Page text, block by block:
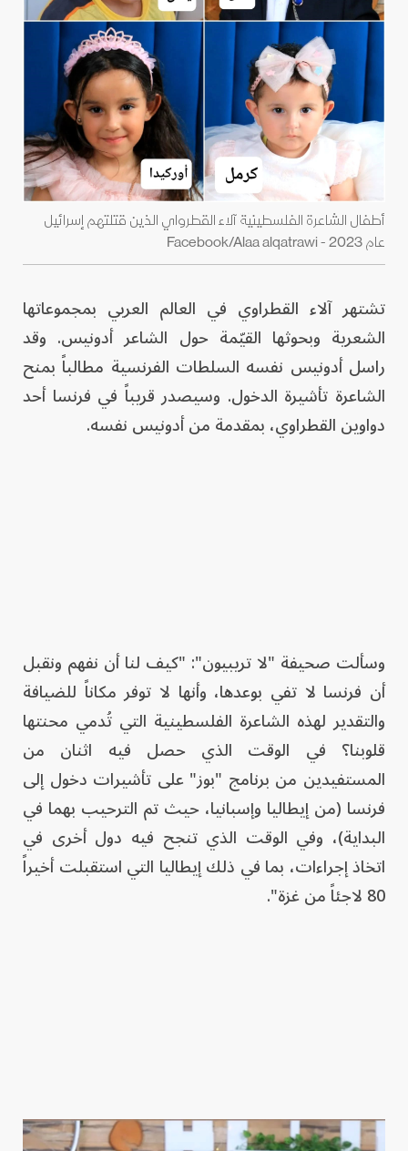
أطفال الشاعرة الفلسطينية آلاء القطرواي الذين قتلتهم إسرائيل
عام 2023 - Facebook/Alaa alqatrawi
تشتهر آلاء القطراوي في العالم العربي بمجموعاتها
الشعرية وبحوثها القيّمة حول الشاعر أدونيس. وقد
راسل أدونيس نفسه السلطات الفرنسية مطالباً بمنح
الشاعرة تأشيرة الدخول. وسيصدر قريباً في فرنسا أحد
دواوين القطراوي، بمقدمة من أدونيس نفسه.
وسألت صحيفة "لا تريبيون": "كيف لنا أن نفهم ونقبل
أن فرنسا لا تفي بوعدها، وأنها لا توفر مكاناً للضيافة
والتقدير لهذه الشاعرة الفلسطينية التي تُدمي محنتها
قلوبنا؟ في الوقت الذي حصل فيه اثنان من
المستفيدين من برنامج "بوز" على تأشيرات دخول إلى
فرنسا (من إيطاليا وإسبانيا، حيث تم الترحيب بهما في
البداية)، وفي الوقت الذي تنجح فيه دول أخرى في
اتخاذ إجراءات، بما في ذلك إيطاليا التي استقبلت أخيراً
80 لاجئاً من غزة".